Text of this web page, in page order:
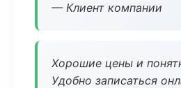
— Клиент компании
Хорошие цены и
Удобно записаться